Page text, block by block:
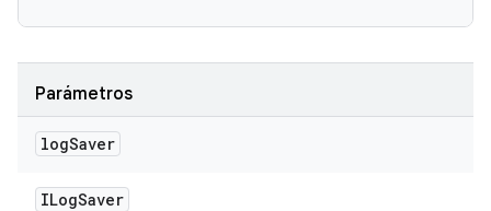
Parámetros
logSaver
ILogSaver